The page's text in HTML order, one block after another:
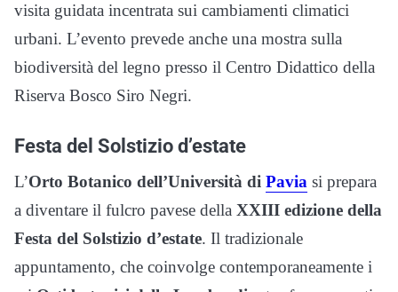
visita guidata incentrata sui cambiamenti climatici
urbani. L’evento prevede anche una mostra sulla
biodiversità del legno presso il Centro Didattico della
Riserva Bosco Siro Negri.
Festa del Solstizio d’estate
L’Orto Botanico dell’Università di Pavia si prepara
a diventare il fulcro pavese della XXIII edizione della
Festa del Solstizio d’estate. Il tradizionale
appuntamento, che coinvolge contemporaneamente i